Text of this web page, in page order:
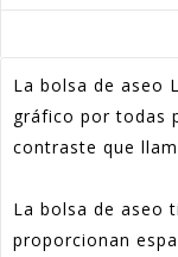
La bolsa de aseo
gráfico por todas
contraste que
La bolsa de aseo
proporcionan